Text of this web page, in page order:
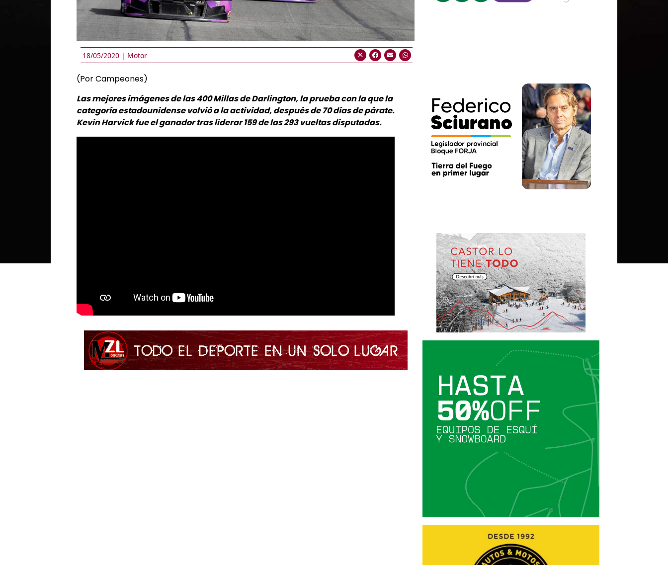
18/05/2020 | Motor
(Por Campeones)
Las mejores imágenes de las 400 Millas de Darlington, la prueba con la que la
categoría estadounidense volvió a la actividad, después de 70 días de párate.
Kevin Harvick fue el ganador tras liderar 159 de las 293 vueltas disputadas.